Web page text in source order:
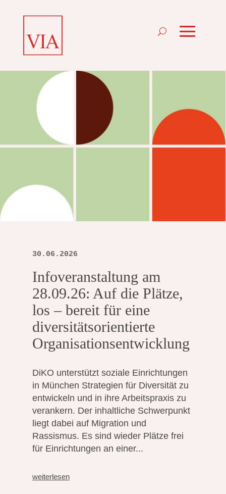
Infoveranstaltung am
28.09.26: Auf die Plätze,
los – bereit für eine
diversitätsorientierte
Organisationsentwicklung
30.06.2026
DiKO unterstützt soziale Einrichtungen
in München Strategien für Diversität zu
entwickeln und in ihre Arbeitspraxis zu
verankern. Der inhaltliche Schwerpunkt
liegt dabei auf Migration und
Rassismus. Es sind wieder Plätze frei
für Einrichtungen an einer...
weiterlesen